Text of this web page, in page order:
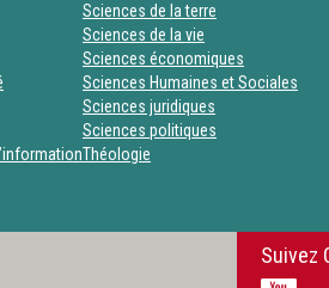
Sciences de la terre
Sciences de la vie
Sciences économiques
Sciences Humaines et Sociales
Sciences juridiques
Sciences politiques
Théologie
Suivez